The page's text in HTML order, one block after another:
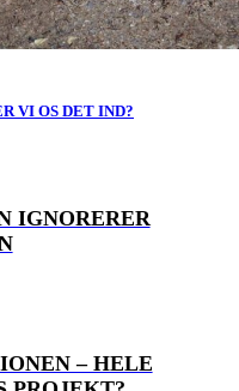
VI OS DET IND?
IGNORERER
– HELE